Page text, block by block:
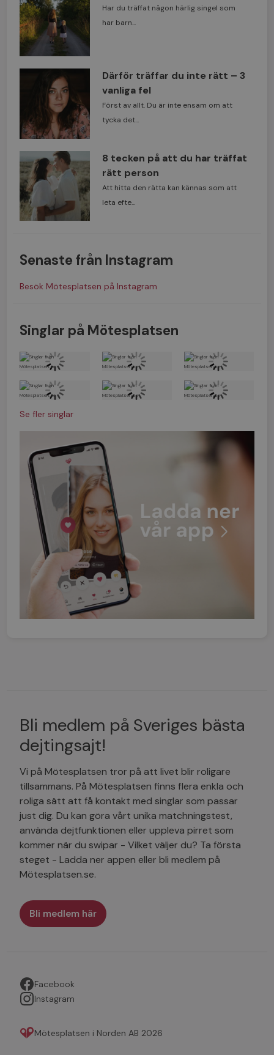
Har du träffat någon härlig singel som
har barn...
Därför träffar du inte rätt – 3
vanliga fel
Först av allt. Du är inte ensam om att
tycka det...
8 tecken på att du har träffat
rätt person
Att hitta den rätta kan kännas som att
leta efte...
Senaste från Instagram
Besök Mötesplatsen på Instagram
Singlar på Mötesplatsen
Se fler singlar
Bli medlem på Sveriges bästa
dejtingsajt!
Vi på Mötesplatsen tror på att livet blir roligare
tillsammans. På Mötesplatsen finns flera enkla och
roliga sätt att få kontakt med singlar som passar
just dig. Du kan göra vårt unika matchningstest,
använda dejtfunktionen eller uppleva pirret som
kommer när du swipar - Vilket väljer du? Ta första
steget - Ladda ner appen eller bli medlem på
Mötesplatsen.se.
Bli medlem här
Facebook
Instagram
Mötesplatsen i Norden AB 2026